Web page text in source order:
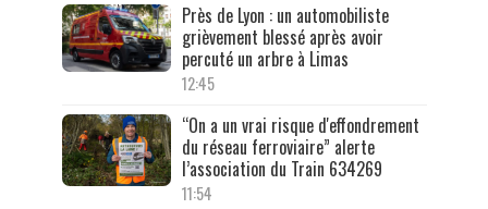
Près de Lyon : un automobiliste
grièvement blessé après avoir
percuté un arbre à Limas
12:45
“On a un vrai risque d'effondrement
du réseau ferroviaire” alerte
l’association du Train 634269
11:54